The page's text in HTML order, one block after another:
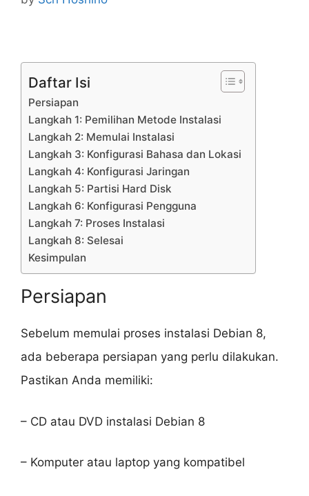
Daftar Isi
Persiapan
Langkah 1: Pemilihan Metode Instalasi
Langkah 2: Memulai Instalasi
Langkah 3: Konfigurasi Bahasa dan Lokasi
Langkah 4: Konfigurasi Jaringan
Langkah 5: Partisi Hard Disk
Langkah 6: Konfigurasi Pengguna
Langkah 7: Proses Instalasi
Langkah 8: Selesai
Kesimpulan
Persiapan
Sebelum memulai proses instalasi Debian 8,
ada beberapa persiapan yang perlu dilakukan.
Pastikan Anda memiliki:
– CD atau DVD instalasi Debian 8
– Komputer atau laptop yang kompatibel